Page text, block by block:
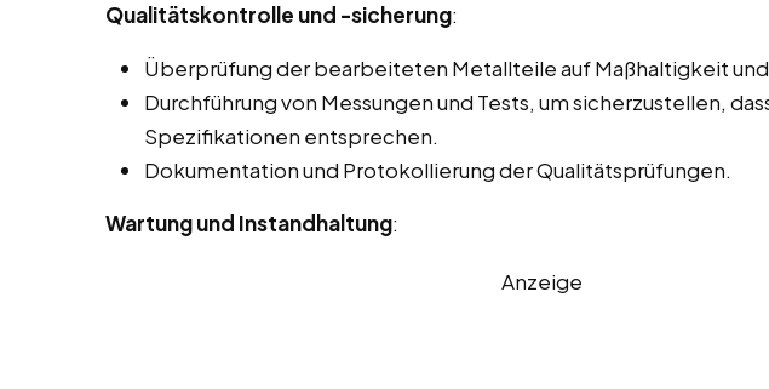
Qualitätskontrolle und -sicherung:
Überprüfung der bearbeiteten Metallteile auf Maßhaltigkeit
Durchführung von Messungen und Tests, um sicherzustellen,
Spezifikationen entsprechen.
Dokumentation und Protokollierung der Qualitätsprüfungen.
Wartung und Instandhaltung:
Anzeige